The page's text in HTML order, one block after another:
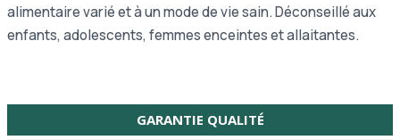
alimentaire varié et à un mode de vie sain. Déconseillé aux
enfants, adolescents, femmes enceintes et allaitantes.
GARANTIE QUALITÉ